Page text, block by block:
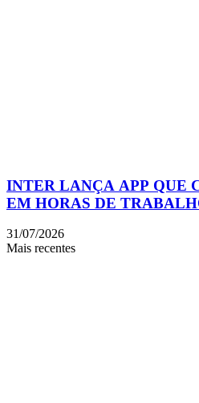
INTER LANÇA APP QUE
EM HORAS DE
31/07/2026
Mais recentes